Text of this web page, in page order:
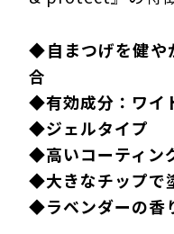
◆自まつげを健
合
◆有効成分：ワイ
◆ジェルタイプ
◆高いコーティン
◆大きなチップで
◆ラベンダーの香